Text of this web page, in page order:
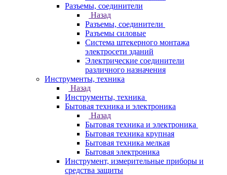
Разъемы, соединители
Назад
Разъемы, соединители
Разъемы силовые
Система штекерного монтажа
электросети зданий
Электрические соединители
различного назначения
Инструменты, техника
Назад
Инструменты, техника
Бытовая техника и электроника
Назад
Бытовая техника и электроника
Бытовая техника крупная
Бытовая техника мелкая
Бытовая электроника
Инструмент, измерительные приборы и
средства защиты